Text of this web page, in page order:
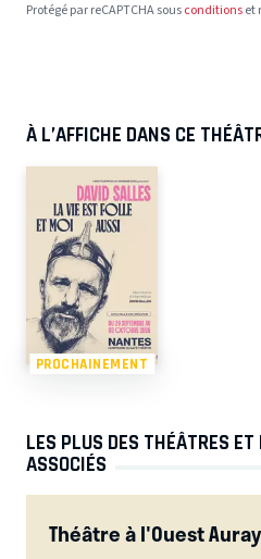
Protégé par reCAPTCHA sousconditionset
À L’AFFICHE DANS CE
PROCHAINEMENT
LES PLUS DES THÉÂTRES ET
ASSOCIÉS
Théâtre à l'Ouest Auray